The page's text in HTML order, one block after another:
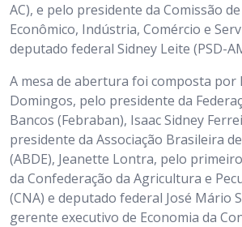
AC), e pelo presidente da Comissão
Econômico, Indústria, Comércio e
deputado federal Sidney Leite (PSD-
A mesa de abertura foi composta por
Domingos, pelo presidente da
Bancos (Febraban), Isaac Sidney
presidente da Associação Brasileira
(ABDE), Jeanette Lontra, pelo
da Confederação da Agricultura e
(CNA) e deputado federal José Mário
gerente executivo de Economia da